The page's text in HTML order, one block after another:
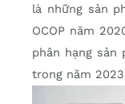
là những sản
OCOP năm
phân hạng sản
trong năm